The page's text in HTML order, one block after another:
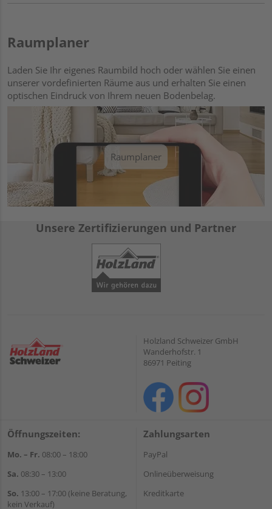
Raumplaner
Laden Sie Ihr eigenes Raumbild hoch oder wählen Sie einen
unserer vordefinierten Räume aus und erhalten Sie einen
optischen Eindruck von Ihrem neuen Bodenbelag.
Raumplaner
Unsere Zertifizierungen und Partner
Holzland Schweizer GmbH
Wanderhofstr. 1
86971 Peiting
Öffnungszeiten:
Mo. – Fr. 08:00 – 18:00
Sa. 08:30 – 13:00
So. 13:00 – 17:00 (keine Beratung,
kein Verkauf)
Zahlungsarten
PayPal
Onlineüberweisung
Kreditkarte